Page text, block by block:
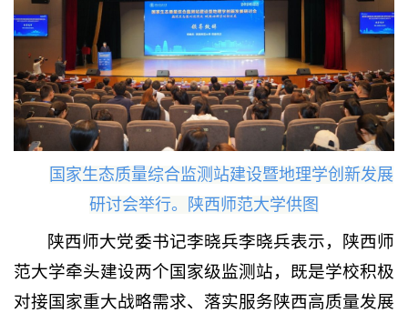
国家生态质量综合监测站建设暨地理学创新发展
研讨会举行。陕西师范大学供图
陕西师大党委书记李晓兵李晓兵表示，陕西师
范大学牵头建设两个国家级监测站，既是学校积极
对接国家重大战略需求、落实服务陕西高质量发展